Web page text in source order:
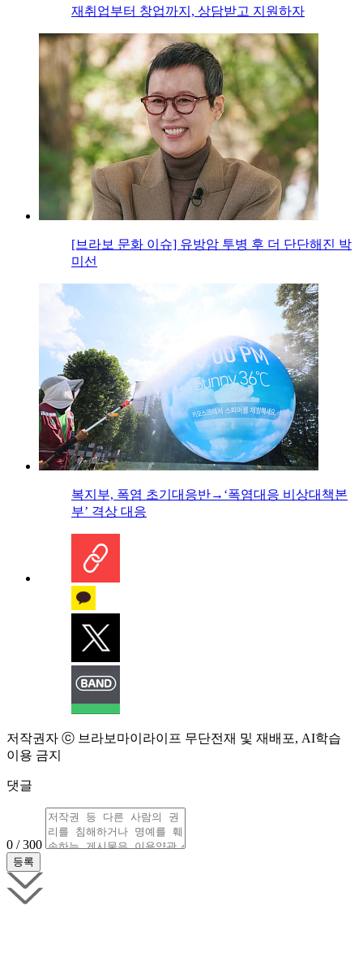
재취업부터 창업까지, 상담받고 지원하자
[브라보 문화 이슈] 유방암 투병 후 더 단단해진 박
미선
복지부, 폭염 초기대응반→‘폭염대응 비상대책본
부’ 격상 대응
저작권자 ⓒ 브라보마이라이프 무단전재 및 재배포, AI학습
이용 금지
댓글
0 / 300